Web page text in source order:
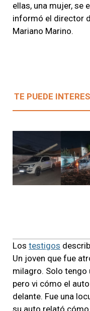
ellas, una mujer, se
informó el director
Mariano Marino.
TE PUEDE
Los testigos
Un joven que fue
milagro. Solo tengo
pero vi cómo el
delante. Fue una
su auto relató